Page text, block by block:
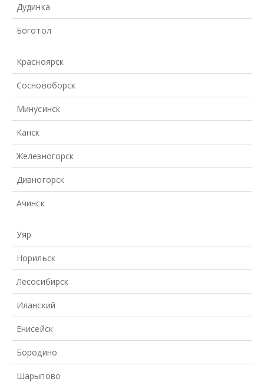
Дудинка
Боготол
Красноярск
Сосновоборск
Минусинск
Канск
Железногорск
Дивногорск
Ачинск
Уяр
Норильск
Лесосибирск
Иланский
Енисейск
Бородино
Шарыпово